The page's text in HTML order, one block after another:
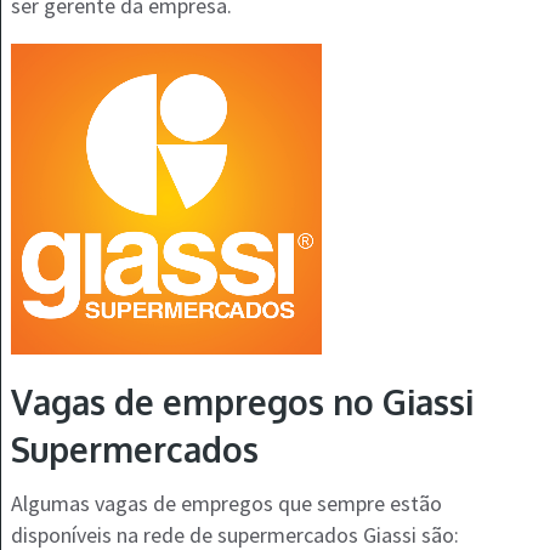
Vagas de empregos no Giassi
Supermercados
Algumas vagas de empregos que sempre estão
disponíveis na rede de supermercados Giassi são: